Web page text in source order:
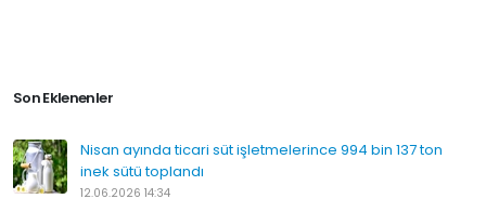
Son Eklenenler
Nisan ayında ticari süt işletmelerince 994 bin 137 ton
inek sütü toplandı
12.06.2026 14:34